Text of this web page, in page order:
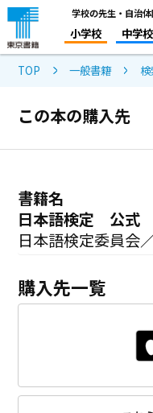
学校の先生・自治
小学校 中学校
TOP 一般書籍
この本の購入先
書籍名
日本語検定 公
日本語検定委員会
購入先一覧